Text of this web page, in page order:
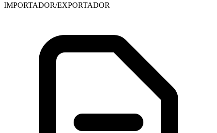
IMPORTADOR/EXPORTADOR